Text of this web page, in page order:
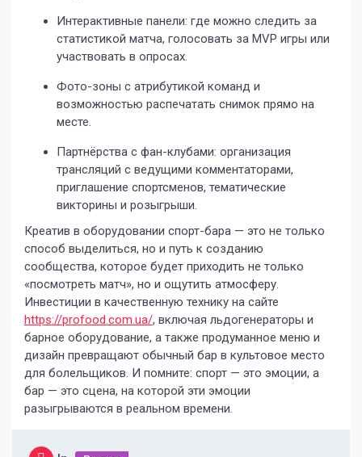
Интерактивные панели: где можно следить за
статистикой матча, голосовать за MVP игры или
участвовать в опросах.
Фото-зоны с атрибутикой команд и
возможностью распечатать снимок прямо на
месте.
Партнёрства с фан-клубами: организация
трансляций с ведущими комментаторами,
приглашение спортсменов, тематические
викторины и розыгрыши.
Креатив в оборудовании спорт-бара — это не только
способ выделиться, но и путь к созданию
сообщества, которое будет приходить не только
«посмотреть матч», но и ощутить атмосферу.
Инвестиции в качественную технику на сайте
https://profood.com.ua/, включая льдогенераторы и
барное оборудование, а также продуманное меню и
дизайн превращают обычный бар в культовое место
для болельщиков. И помните: спорт — это эмоции, а
бар — это сцена, на которой эти эмоции
разыгрываются в реальном времени.